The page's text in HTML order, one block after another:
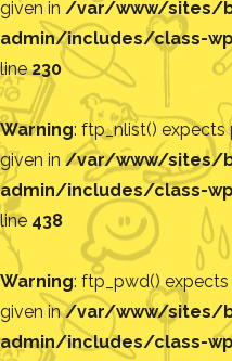
given in /var/www/sites/
admin/includes/class-
line230
Warning: ftp_nlist() expects
given in /var/www/sites/
admin/includes/class-
line 438
Warning: ftp_pwd()
given in/var/www/sites/
admin/includes/class-